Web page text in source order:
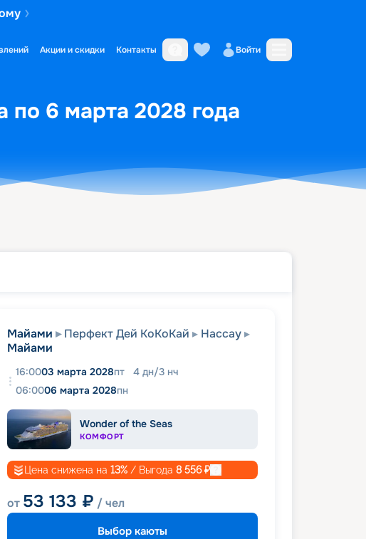
Акции и скидки Контакты Войти
по 6 марта 2028 года
Майами Перфект Дей КоКоКай
Нассау
Майами
16:0003 марта 2028пт 4 дн/3 нч
06:0006 марта 2028пн
Wonder of the Seas
КОМФОРТ
Цена снижена на 13% / Выгода 8 556₽
от 53 133 ₽ / чел
Выбор каюты